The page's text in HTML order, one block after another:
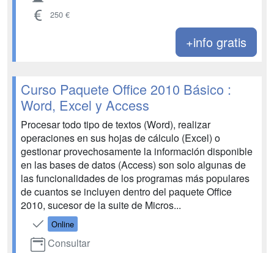
250 €
+info gratis
Curso Paquete Office 2010 Básico :
Word, Excel y Access
Procesar todo tipo de textos (Word), realizar
operaciones en sus hojas de cálculo (Excel) o
gestionar provechosamente la información disponible
en las bases de datos (Access) son solo algunas de
las funcionalidades de los programas más populares
de cuantos se incluyen dentro del paquete Office
2010, sucesor de la suite de Micros...
Online
Consultar